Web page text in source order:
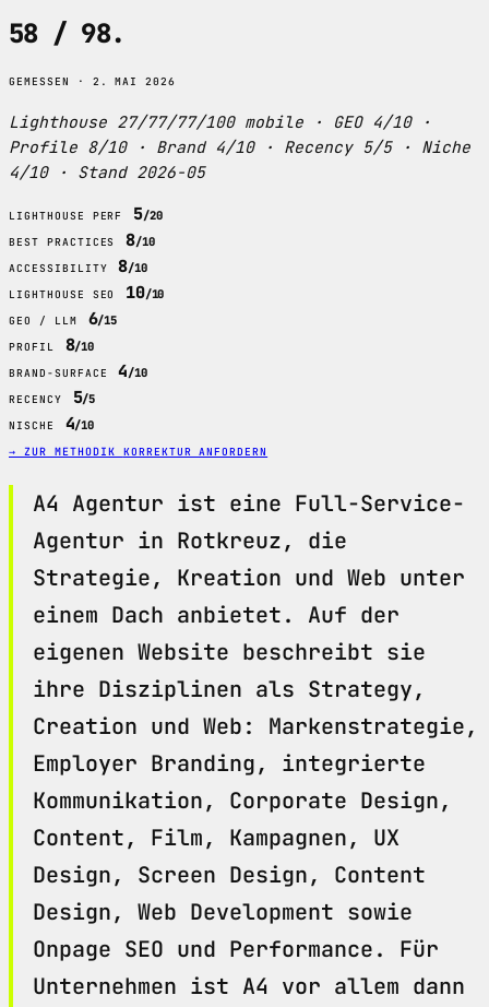
58 / 98.
GEMESSEN · 2. MAI 2026
Lighthouse 27/77/77/100 mobile · GEO 4/10 ·
Profile 8/10 · Brand 4/10 · Recency 5/5 · Niche
4/10 · Stand 2026-05
LIGHTHOUSE PERF 5/20
BEST PRACTICES 8/10
ACCESSIBILITY 8/10
LIGHTHOUSE SEO 10/10
GEO / LLM 6/15
PROFIL 8/10
BRAND-SURFACE 4/10
RECENCY 5/5
NISCHE 4/10
→ ZUR METHODIK KORREKTUR ANFORDERN
A4 Agentur ist eine Full-Service-
Agentur in Rotkreuz, die
Strategie, Kreation und Web unter
einem Dach anbietet. Auf der
eigenen Website beschreibt sie
ihre Disziplinen als Strategy,
Creation und Web: Markenstrategie,
Employer Branding, integrierte
Kommunikation, Corporate Design,
Content, Film, Kampagnen, UX
Design, Screen Design, Content
Design, Web Development sowie
Onpage SEO und Performance. Für
Unternehmen ist A4 vor allem dann